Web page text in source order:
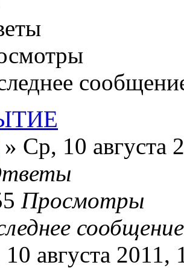
» Ср, 10 августа
Просмотры
августа 2011,